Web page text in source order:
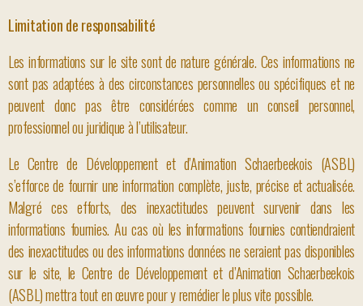
Limitation de responsabilité
Les informations sur le site sont de nature générale. Ces informations ne
sont pas adaptées à des circonstances personnelles ou spécifiques et ne
peuvent donc pas être considérées comme un conseil personnel,
professionnel ou juridique à l’utilisateur.
Le Centre de Développement et d’Animation Schaerbeekois (ASBL)
s’efforce de fournir une information complète, juste, précise et actualisée.
Malgré ces efforts, des inexactitudes peuvent survenir dans les
informations fournies. Au cas où les informations fournies contiendraient
des inexactitudes ou des informations données ne seraient pas disponibles
sur le site, le Centre de Développement et d’Animation Schaerbeekois
(ASBL) mettra tout en œuvre pour y remédier le plus vite possible.